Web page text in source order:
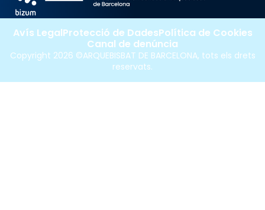
Copyright 2026 ©ARQUEBISBAT DE BARCELONA, tots els drets
reservats.
Avís LegalProtecció de DadesPolítica de Cookies
Canal de denúncia